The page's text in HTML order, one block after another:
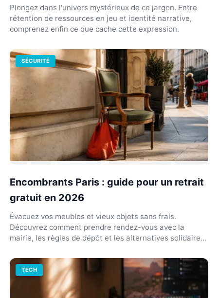
Plongez dans l'univers mystérieux de ce jargon. Entre
rétention de ressources en jeu et identité narrative,
comprenez enfin ce que cache cette expression.
SÉCURITÉ
Encombrants Paris : guide pour un retrait
gratuit en 2026
Évacuez vos meubles et vieux objets sans frais.
Découvrez comment prendre rendez-vous avec la
mairie, les règles de dépôt et les alternatives solidaires
TECH